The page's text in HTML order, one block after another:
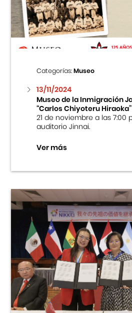
Centro Cultural Peruano
Cursos
Museo de la Inmigración
Fondo Editorial
Teatro Peruano Japonés
Categorías:Museo
13/11/2024
Museo de la Inmigración
“Carlos Chiyoteru Hiraoka”
21 de noviembre a las 7:00
auditorio Jinnai.
Ver más